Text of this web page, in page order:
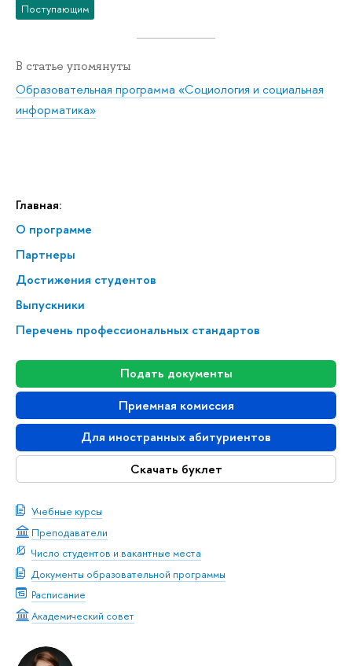
Главная:
О программе
Партнеры
Достижения студентов
Выпускники
Перечень профессиональных стандартов
Подать документы
Приемная комиссия
Для иностранных абитуриентов
Скачать буклет
Учебные курсы
Преподаватели
Число студентов и вакантные места
Документы образовательной программы
Расписание
Академический совет
Поступающим
В статье упомянуты
Образовательная программа «Социология и социальная
информатика»